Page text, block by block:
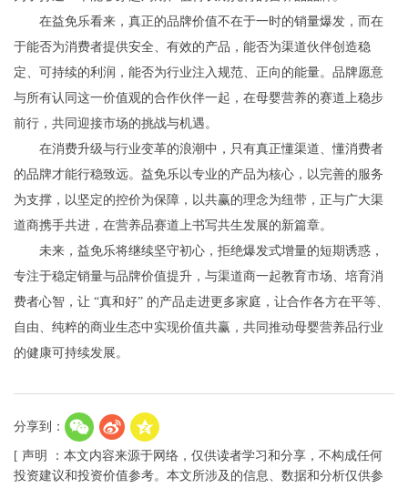
在益免乐看来，真正的品牌价值不在于一时的销量爆发，而在
于能否为消费者提供安全、有效的产品，能否为渠道伙伴创造稳
定、可持续的利润，能否为行业注入规范、正向的能量。品牌愿意
与所有认同这一价值观的合作伙伴一起，在母婴营养的赛道上稳步
前行，共同迎接市场的挑战与机遇。
在消费升级与行业变革的浪潮中，只有真正懂渠道、懂消费者
的品牌才能行稳致远。益免乐以专业的产品为核心，以完善的服务
为支撑，以坚定的控价为保障，以共赢的理念为纽带，正与广大渠
道商携手共进，在营养品赛道上书写共生发展的新篇章。
未来，益免乐将继续坚守初心，拒绝爆发式增量的短期诱惑，
专注于稳定销量与品牌价值提升，与渠道商一起教育市场、培育消
费者心智，让 “真和好” 的产品走进更多家庭，让合作各方在平等、
自由、纯粹的商业生态中实现价值共赢，共同推动母婴营养品行业
的健康可持续发展。
分享到：
[ 声明 ：本文内容来源于网络，仅供读者学习和分享，不构成任何
投资建议和投资价值参考。本文所涉及的信息、数据和分析仅供参